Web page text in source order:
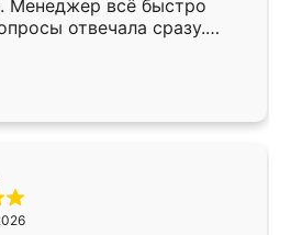
Менеджер всё быстро
отвечала сразу.
в субботу, подошёл к
Собрали
аккуратно, даже